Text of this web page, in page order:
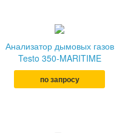
Анализатор дымовых газов
Testo 350-MARITIME
по запросу